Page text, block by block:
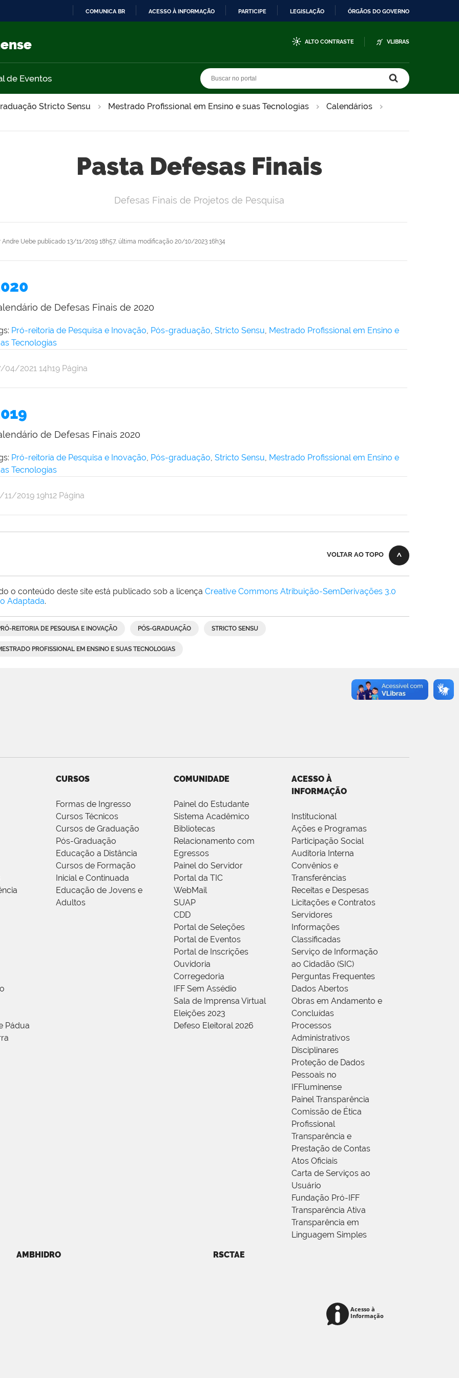
COMUNICA BR ACESSO À INFORMAÇÃO PARTICIPE LEGISLAÇÃO ÓRGÃOS DO GOVERNO
ALTO CONTRASTE VLIBRAS
de Eventos
Stricto Sensu Mestrado Profissional em Ensino e suas Tecnologias Calendários
Pasta Defesas Finais
Andre Uebe publicado 13/11/2019 18h57, última modificação 20/10/2023 16h34
Defesas Finais de Projetos de Pesquisa
de Defesas Finais de 2020
Pró-reitoria de Pesquisa e Inovação, Pós-graduação, Stricto Sensu, Mestrado Profissional em Ensino e
Tecnologias
04/2021 14h19 Página
de Defesas Finais 2020
Pró-reitoria de Pesquisa e Inovação, Pós-graduação, Stricto Sensu, Mestrado Profissional em Ensino e
Tecnologias
11/2019 19h12 Página
VOLTAR AO TOPO
o conteúdo deste site está publicado sob a licença Creative Commons Atribuição-SemDerivações 3.0
Adaptada.
REITORIA DE PESQUISA E INOVAÇÃO PÓS-GRADUAÇÃO STRICTO SENSU
PROFISSIONAL EM ENSINO E SUAS TECNOLOGIAS
Pádua
CURSOS
Formas de Ingresso
Cursos Técnicos
Cursos de Graduação
Pós-Graduação
Educação a Distância
Cursos de Formação
Inicial e Continuada
Educação de Jovens e
Adultos
COMUNIDADE
Painel do Estudante
Sistema Acadêmico
Bibliotecas
Relacionamento com
Egressos
Painel do Servidor
Portal da TIC
WebMail
SUAP
CDD
Portal de Seleções
Portal de Eventos
Portal de Inscrições
Ouvidoria
Corregedoria
IFF Sem Assédio
Sala de Imprensa Virtual
Eleições 2023
Defeso Eleitoral 2026
ACESSO À
INFORMAÇÃO
Institucional
Ações e Programas
Participação Social
Auditoria Interna
Convênios e
Transferências
Receitas e Despesas
Licitações e Contratos
Servidores
Informações
Classificadas
Serviço de Informação
ao Cidadão (SIC)
Perguntas Frequentes
Dados Abertos
Obras em Andamento e
Concluídas
Processos
Administrativos
Disciplinares
Proteção de Dados
Pessoais no
IFFluminense
Painel Transparência
Comissão de Ética
Profissional
Transparência e
Prestação de Contas
Atos Oficiais
Carta de Serviços ao
Usuário
Fundação Pró-IFF
Transparência Ativa
Transparência em
Linguagem Simples
AMBHIDRO RSCTAE